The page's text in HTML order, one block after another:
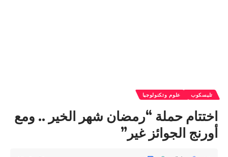
تليسكوب علوم وتكنولوجيا
اختتام حملة “رمضان شهر الخير .. ومع
أورنج الجوائز غير”